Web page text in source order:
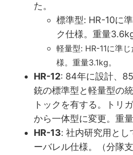
た。
標準型: HR-10に
ク仕様。重量3.6kg
軽量型: HR-11に準
様。重量3.1kg。
HR-12: 84年に設計、
銃の標準型と軽量型の
トックを有する。トリ
から一体型に変更。重
HR-13: 社内研究用とし
ーバレル仕様。（分隊